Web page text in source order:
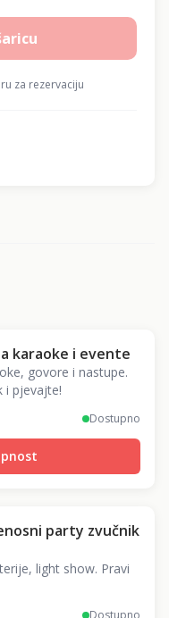
za rezervaciju
karaoke i evente
govore i nastupe.
i pjevajte!
Dostupno
party zvučnik
light show. Pravi
Dostupno